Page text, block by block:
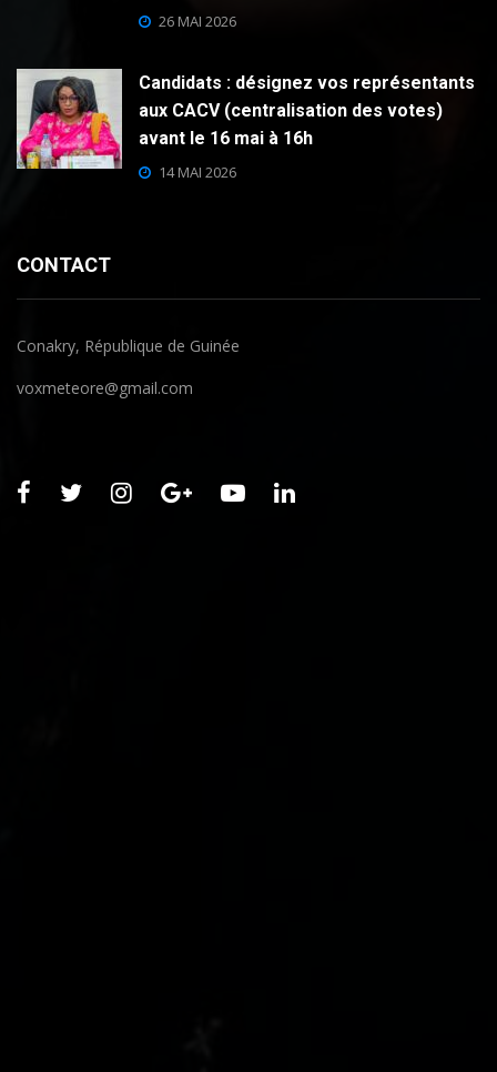
26 MAI 2026
Candidats : désignez vos représentants
aux CACV (centralisation des votes)
avant le 16 mai à 16h
14 MAI 2026
CONTACT
Conakry, République de Guinée
voxmeteore@gmail.com